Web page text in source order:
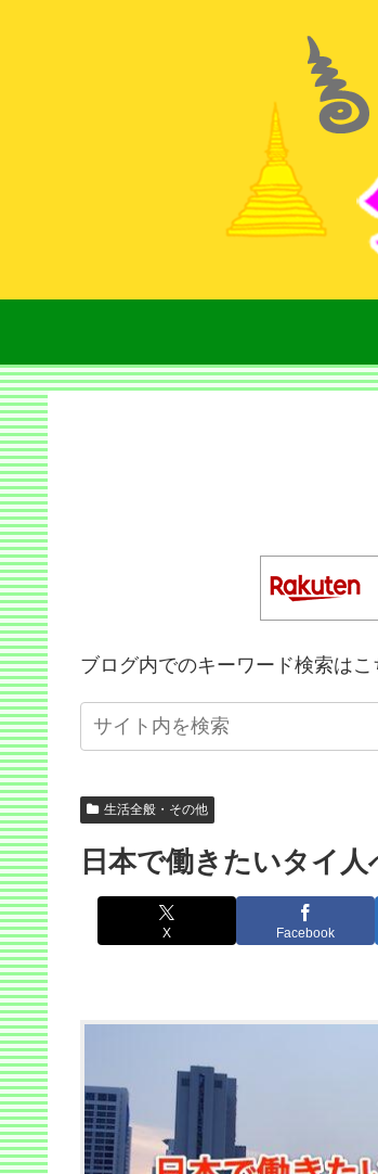
ブログ内でのキーワード検索はこ
生活全般・その他
日本で働きたいタイ
X Facebook